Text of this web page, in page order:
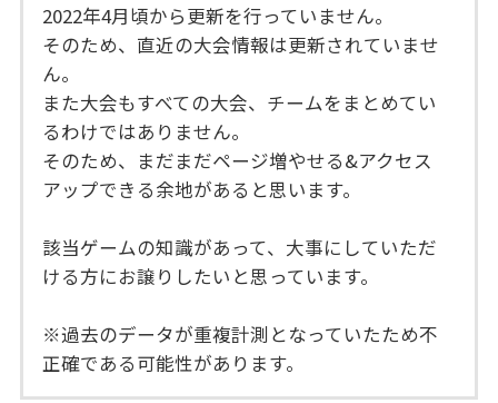
2022年4月頃から更新を行っていません。
そのため、直近の大会情報は更新されていませ
ん。
また大会もすべての大会、チームをまとめてい
るわけではありません。
そのため、まだまだページ増やせる&アクセス
アップできる余地があると思います。
該当ゲームの知識があって、大事にしていただ
ける方にお譲りしたいと思っています。
※過去のデータが重複計測となっていたため不
正確である可能性があります。